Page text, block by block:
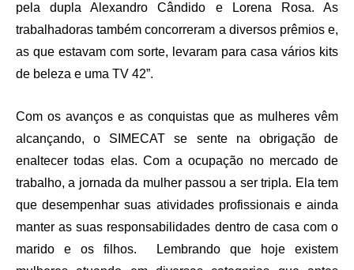
pela dupla Alexandro Cândido e Lorena Rosa. As
trabalhadoras também concorreram a diversos prêmios e,
as que estavam com sorte, levaram para casa vários kits
de beleza e uma TV 42”.
Com os avanços e as conquistas que as mulheres vêm
alcançando, o SIMECAT se sente na obrigação de
enaltecer todas elas. Com a ocupação no mercado de
trabalho, a jornada da mulher passou a ser tripla. Ela tem
que desempenhar suas atividades profissionais e ainda
manter as suas responsabilidades dentro de casa com o
marido e os filhos. Lembrando que hoje existem